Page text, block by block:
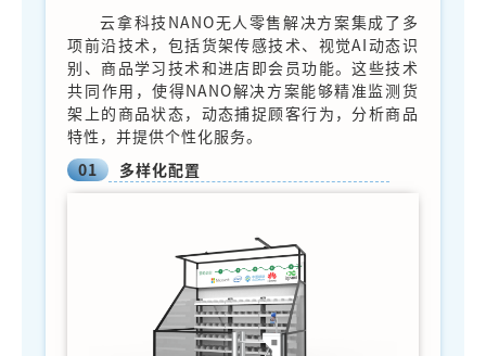
云拿科技NANO无人零售解决方案集成了多
项前沿技术，包括货架传感技术、视觉AI动态识
别、商品学习技术和进店即会员功能。这些技术
共同作用，使得NANO解决方案能够精准监测货
架上的商品状态，动态捕捉顾客行为，分析商品
特性，并提供个性化服务。
01
多样化配置